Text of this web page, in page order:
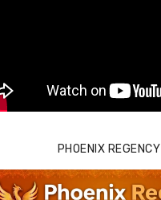
PHOENIX REGENCY